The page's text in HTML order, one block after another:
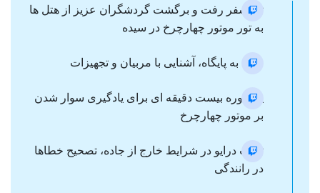
ترانسفر رفت و برگشت گردشگران عزیز از هتل ها
به تور موتور چهارچرخ در سیده
ورود به پایگاه، آشنایی با مربیان و تجهیزات
یک دوره بیست دقیقه ای برای یادگیری سوار شدن
بر موتور چهارچرخ
تست درایو در شرایط خارج از جاده، تصحیح خطاها
در رانندگی